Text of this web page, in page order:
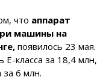
что аппарат
машины на
появилось 23 мая.
класса за 18,4 млн,
за 6 млн.